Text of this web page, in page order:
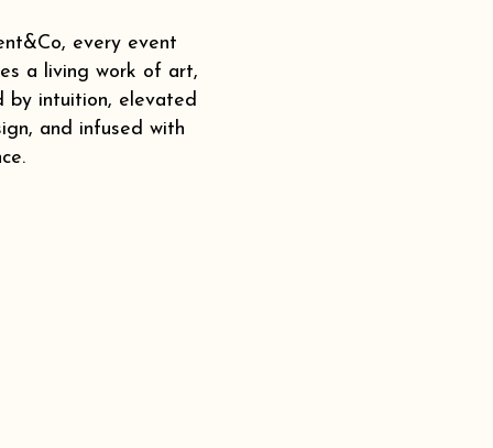
every event
a living work of art,
by intuition, elevated
and infused with